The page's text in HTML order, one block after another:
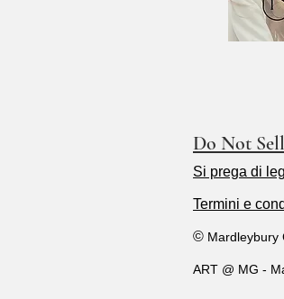
Do Not
Si prega di
Termini e
© Mardleybury
ART @ MG -